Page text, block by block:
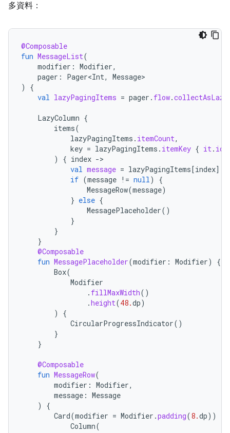
多資料：
@Composable
fun MessageList(
modifier : Modifier,
pager : Pager<Int, Message
)
{
val lazyPagingItems = pager . flow.
LazyColumn {
items(
lazyPagingItems . itemCount,
key = lazyPagingItems . itemKey { it. id
)
{ index -
val message = lazyPagingItems[index]
if (message != null)
{
MessageRow(message)
} else {
MessagePlaceholder()
}
}
}
@Composable
fun MessagePlaceholder(modifier : Modifier)
{
Box(
Modifier
. fillMaxWidth()
.height(48.dp)
)
{
CircularProgressIndicator()
}
}
@Composable
fun MessageRow(
modifier : Modifier,
message : Message
)
{
Card(modifier = Modifier .padding(8.dp))
Column(